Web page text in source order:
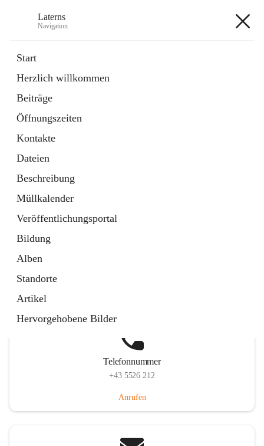
Laterns
Navigation
Start
Herzlich willkommen
Beiträge
Öffnungszeiten
Kontakte
Dateien
Beschreibung
Müllkalender
Veröffentlichungsportal
Bildung
Alben
Standorte
Artikel
Hervorgehobene Bilder
11 Schnellzugriffe
Soziales
1 Schnellzugriff
Telefonnummer
+43 5526 212
Anrufen